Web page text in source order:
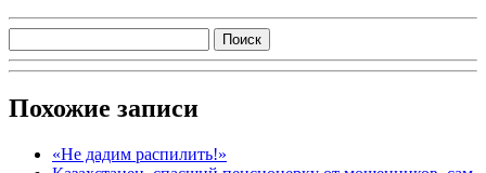
Похожие записи
«Не дадим распилить!»